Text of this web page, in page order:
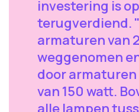
investering is
terugverdiend.
armaturen van
weggenomen
door
van 150 watt.
alle lampen